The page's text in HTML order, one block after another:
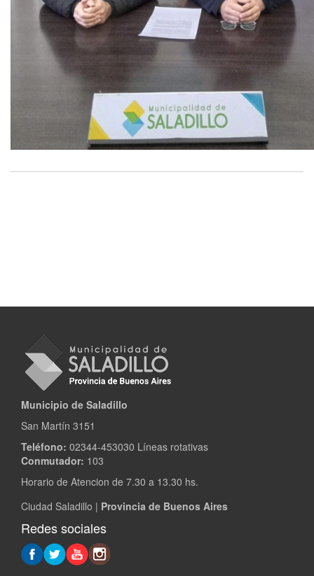
Municipio de Saladillo
San Martín 3151
Teléfono: 02344-453030 Líneas rotativas
Conmutador: 103
Horario de Atencion de 7.30 a 13.30 hs.
Ciudad Saladillo | Provincia de Buenos Aires
Redes sociales